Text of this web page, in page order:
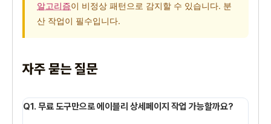
알고리즘이 비정상 패턴으로 감지할 수 있습니다. 분
산 작업이 필수입니다.
자주 묻는 질문
Q1. 무료 도구만으로 에이블리 상세페이지 작업 가능할까요?